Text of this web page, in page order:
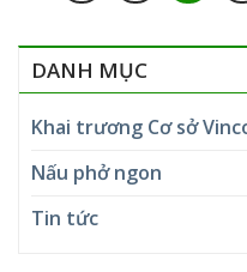
DANH MỤC
Khai trương Cơ sở
Nấu phở ngon
Tin tức